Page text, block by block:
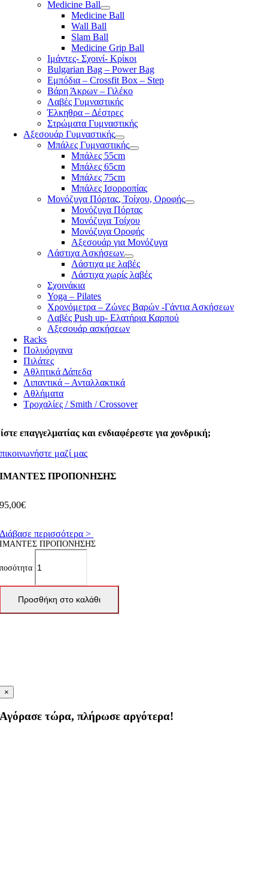
Medicine Ball
Medicine Ball
Wall Ball
Slam Ball
Medicine Grip Ball
Ιμάντες- Σχοινί- Κρίκοι
Bulgarian Bag – Power Bag
Εμπόδια – Crossfit Box – Step
Βάρη Άκρων – Γιλέκο
Λαβές Γυμναστικής
Έλκηθρα – Δέστρες
Στρώματα Γυμναστικής
Αξεσουάρ Γυμναστικής
Μπάλες Γυμναστικής
Μπάλες 55cm
Μπάλες 65cm
Μπάλες 75cm
Μπάλες Ισορροπίας
Μονόζυγα Πόρτας, Τοίχου, Οροφής
Μονόζυγα Πόρτας
Μονόζυγα Τοίχου
Μονόζυγα Οροφής
Αξεσουάρ για Μονόζυγα
Λάστιχα Ασκήσεων
Λάστιχα με λαβές
Λάστιχα χωρίς λαβές
Σχοινάκια
Yoga – Pilates
Χρονόμετρα – Ζώνες Βαρών -Γάντια Ασκήσεων
Λαβές Push up- Ελατήρια Καρπού
Αξεσουάρ ασκήσεων
Racks
Πολυόργανα
Πιλάτες
Αθλητικά Δάπεδα
Λιπαντικά – Ανταλλακτικά
Αθλήματα
Τροχαλίες / Smith / Crossover
επαγγελματίας και ενδιαφέρεστε για χονδρική;
μαζί μας
ΙΜΑΝΤΕΣ ΠΡΟΠΟΝΗΣΗΣ
95,00€
Διάβασε περισσότερα >
ΙΜΑΝΤΕΣ ΠΡΟΠΟΝΗΣΗΣ
ποσότητα
Προσθήκη στο καλάθι
×
Αγόρασε τώρα, πλήρωσε αργότερα!